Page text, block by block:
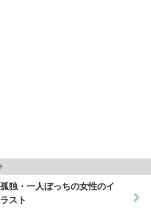
孤独・一人ぼっちの女性のイ
ラスト